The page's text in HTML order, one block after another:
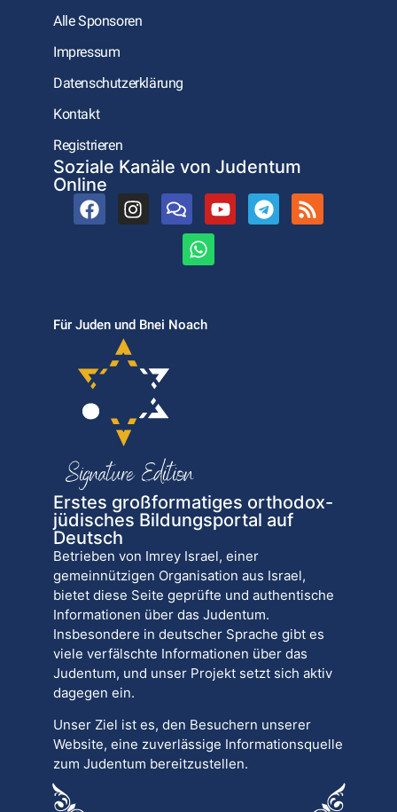
Alle Sponsoren
Impressum
Datenschutzerklärung
Kontakt
Registrieren
Soziale Kanäle von Judentum
Online
Für Juden und Bnei Noach
Erstes großformatiges orthodox-
jüdisches Bildungsportal auf
Deutsch
Betrieben von Imrey Israel, einer
gemeinnützigen Organisation aus Israel,
bietet diese Seite geprüfte und authentische
Informationen über das Judentum.
Insbesondere in deutscher Sprache gibt es
viele verfälschte Informationen über das
Judentum, und unser Projekt setzt sich aktiv
dagegen ein.
Unser Ziel ist es, den Besuchern unserer
Website, eine zuverlässige Informationsquelle
zum Judentum bereitzustellen.